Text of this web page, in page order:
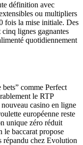
définition avec
ou multipliers
fois la mise initiale. Des
lignes gagnantes
quotidiennement
comme Perfect
le RTP
casino en ligne
européenne reste
unique zéro réduit
le baccarat propose
chez Evolution